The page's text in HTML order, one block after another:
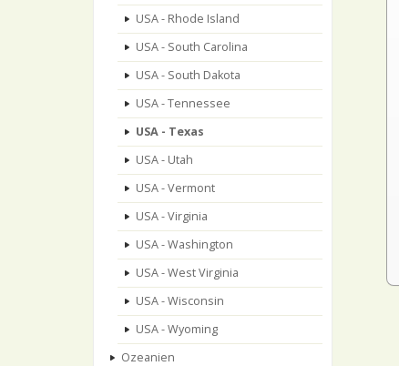
USA - Rhode Island
USA - South Carolina
USA - South Dakota
USA - Tennessee
USA - Texas
USA - Utah
USA - Vermont
USA - Virginia
USA - Washington
USA - West Virginia
USA - Wisconsin
USA - Wyoming
Ozeanien